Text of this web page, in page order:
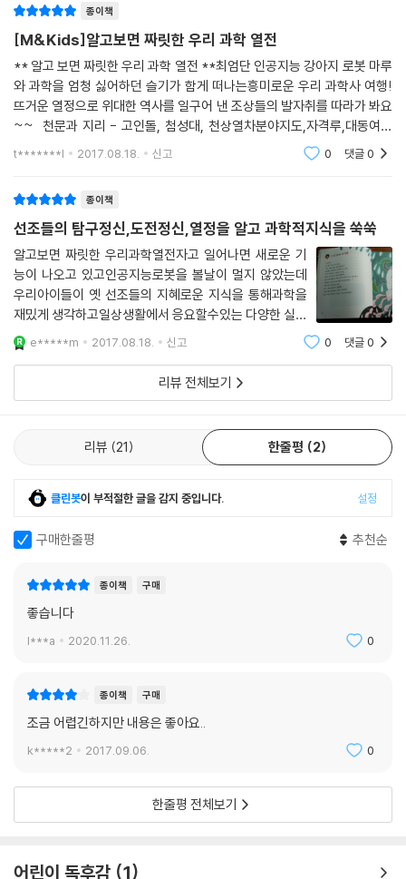
종이책
[M&Kids]알고보면 짜릿한 우리 과학 열전
** 알고 보면 짜릿한 우리 과학 열전 **최엄단 인공지능 강아지 로봇 마루
와 과학을 엄청 싫어하던 슬기가 함게 떠나는흥미로운 우리 과학사 여행!
뜨거운 열정으로 위대한 역사를 일구어 낸 조상들의 발자취를 따라가 봐요
~~ 천문과 지리 - 고인돌, 첨성대, 천상열차분야지도,자격루,대동여지
도,지구자전설을 주장한 홍대용문화와 예술 - 불국사, 가야금과 거문고,
t*******l 2017.08.18. 신고 0 댓글0
종이책
선조들의 탐구정신,도전정신,열정을 알고 과학적지식을 쑥쑥
알고보면 짜릿한 우리과학열전자고 일어나면 새로운 기
능이 나오고 있고인공지능로봇을 볼날이 멀지 않았는데
우리아이들이 옛 선조들의 지혜로운 지식을 통해과학을
재밌게 생각하고일상생활에서 응요할수있는 다양한 실험
방법을 알려주는 책입니다장영실이 발명한 자격루,김정
호의 대동여지도,우주의 원리가 담긴 우륵의 가야금,왕산
악의 거문고우리 고유의 한지로 만든 갑옷으로 한
e*****m 2017.08.18. 신고 0 댓글0
리뷰 전체보기
리뷰 21 한줄평 2
클린봇이 부적절한 글을 감지 중입니다. 설정
구매한줄평 추천순
종이책 구매
좋습니다
l***a 2020.11.26. 0
종이책 구매
조금 어렵긴하지만 내용은 좋아요..
k*****2 2017.09.06. 0
한줄평 전체보기
어린이 독후감 1